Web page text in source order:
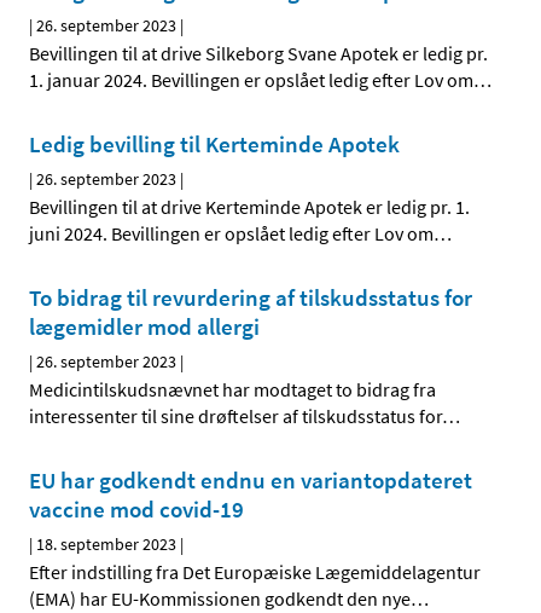
|26. september 2023 |
Bevillingen til at drive Silkeborg Svane Apotek er ledig pr.
1. januar 2024. Bevillingen er opslået ledig efter Lov om…
Ledig bevilling til Kerteminde Apotek
|26. september 2023 |
Bevillingen til at drive Kerteminde Apotek er ledig pr. 1.
juni 2024. Bevillingen er opslået ledig efter Lov om…
To bidrag til revurdering af tilskudsstatus for
lægemidler mod allergi
|26. september 2023 |
Medicintilskudsnævnet har modtaget to bidrag fra
interessenter til sine drøftelser af tilskudsstatus for…
EU har godkendt endnu en variantopdateret
vaccine mod covid-19
| 18. september 2023 |
Efter indstilling fra Det Europæiske Lægemiddelagentur
(EMA) har EU-Kommissionen godkendt den nye…